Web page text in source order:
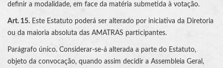
definir a modalidade, em face da matéria submetida à votação.
Art. 15. Este Estatuto poderá ser alterado por iniciativa da Diretoria
ou da maioria absoluta das AMATRAS participantes.
Parágrafo único. Considerar-se-á alterada a parte do Estatuto,
objeto da convocação, quando assim decidir a Assembleia Geral,